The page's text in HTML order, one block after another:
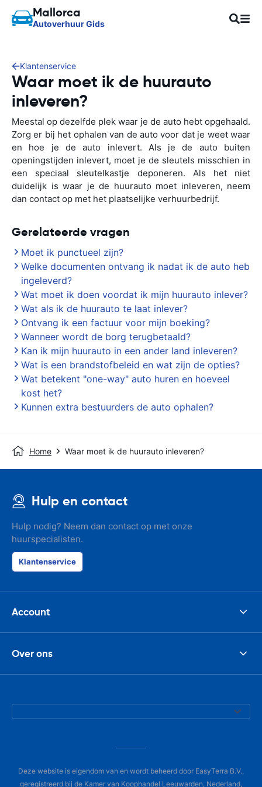
Mallorca
Autoverhuur Gids
Klantenservice
Waar moet ik de huurauto
inleveren?
Meestal op dezelfde plek waar je de auto hebt opgehaald.
Zorg er bij het ophalen van de auto voor dat je weet waar
en hoe je de auto inlevert. Als je de auto buiten
openingstijden inlevert, moet je de sleutels misschien in
een speciaal sleutelkastje deponeren. Als het niet
duidelijk is waar je de huurauto moet inleveren, neem
dan contact op met het plaatselijke verhuurbedrijf.
Gerelateerde vragen
Moet ik punctueel zijn?
Welke documenten ontvang ik nadat ik de auto heb
ingeleverd?
Wat moet ik doen voordat ik mijn huurauto inlever?
Wat als ik de huurauto te laat inlever?
Ontvang ik een factuur voor mijn boeking?
Wanneer wordt de borg terugbetaald?
Kan ik mijn huurauto in een ander land inleveren?
Wat is een brandstofbeleid en wat zijn de opties?
Wat betekent "one-way" auto huren en hoeveel
kost het?
Kunnen extra bestuurders de auto ophalen?
Home Waar moet ik de huurauto inleveren?
Hulp en contact
Hulp nodig? Neem dan contact op met onze
huurspecialisten.
Klantenservice
Account
Over ons
Deze website is eigendom van en wordt beheerd door EasyTerra B.V.,
geregistreerd bij de Kamer van Koophandel Leeuwarden, Nederland,